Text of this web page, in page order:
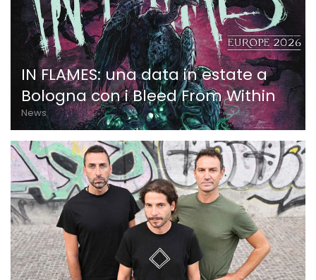
IN FLAMES: una data in estate a
Bologna con i Bleed From Within
News